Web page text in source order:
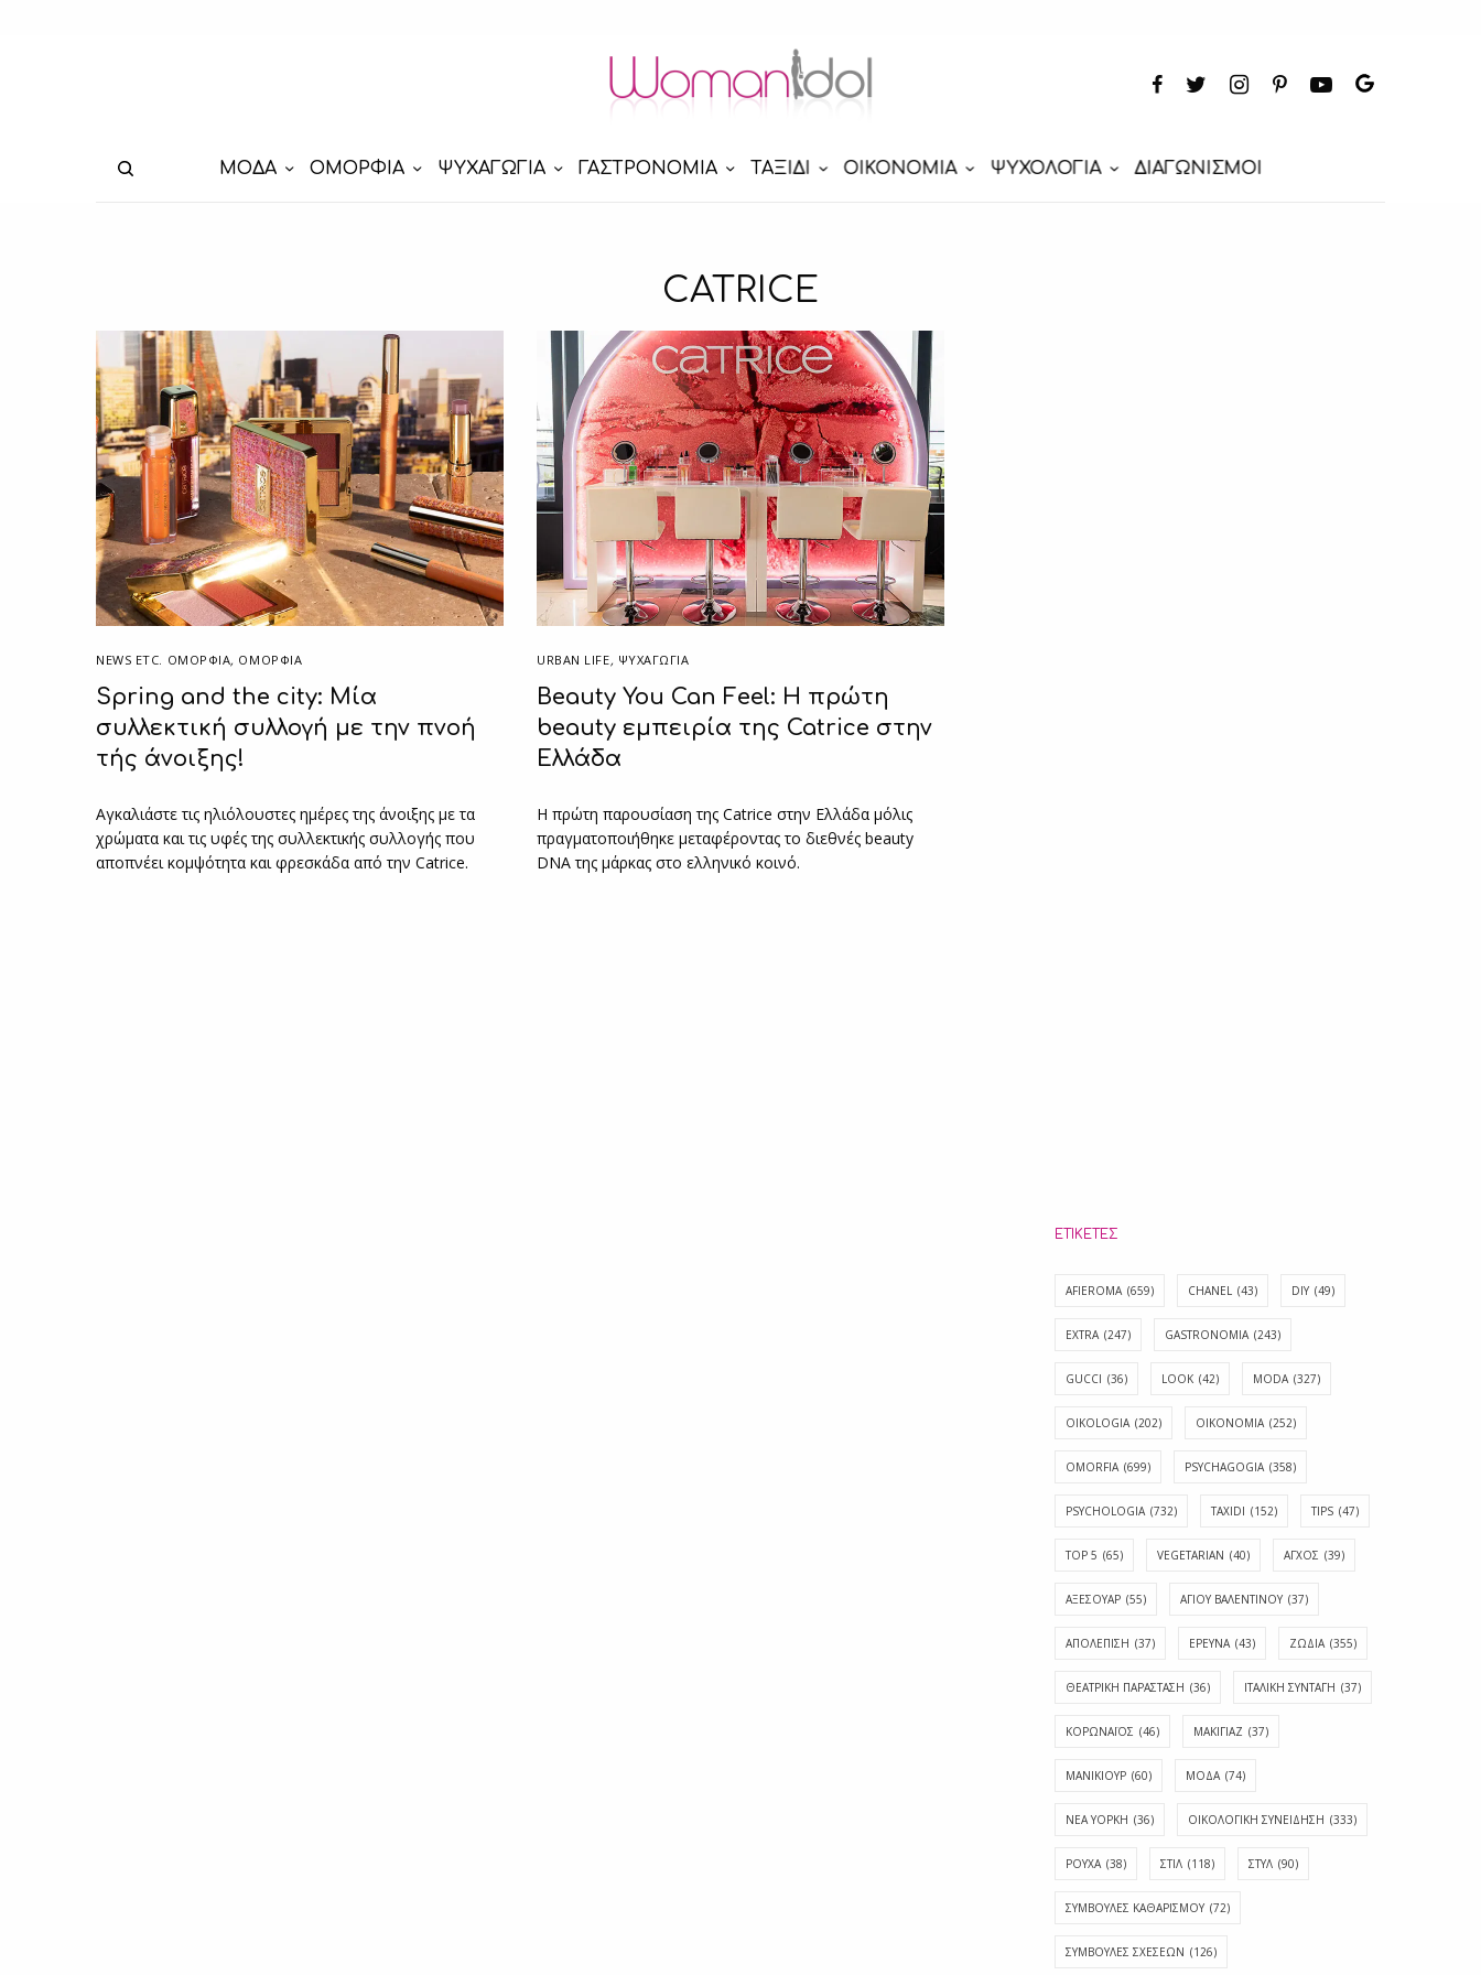
ΜΟΔΑ ΟΜΟΡΦΙΑ ΨΥΧΑΓΩΓΙΑ ΓΑΣΤΡΟΝΟΜΙΑ ΤΑΞΙΔΙ ΟΙΚΟΝΟΜΙΑ ΨΥΧΟΛΟΓΙΑ ΔΙΑΓΩΝΙΣΜΟΙ
CATRICE
NEWS ETC. ΟΜΟΡΦΙΆ, ΟΜΟΡΦΙΑ
Spring and the city: Μία
συλλεκτική συλλογή με την πνοή
τής άνοιξης!
Αγκαλιάστε τις ηλιόλουστες ημέρες της άνοιξης με τα
χρώματα και τις υφές της συλλεκτικής συλλογής που
αποπνέει κομψότητα και φρεσκάδα από την Catrice.
URBAN LIFE, ΨΥΧΑΓΩΓΙΑ
Beauty You Can Feel: Η πρώτη
beauty εμπειρία της Catrice στην
Ελλάδα
H πρώτη παρουσίαση της Catrice στην Ελλάδα μόλις
πραγματοποιήθηκε μεταφέροντας το διεθνές beauty
DNA της μάρκας στο ελληνικό κοινό.
ΕΤΙΚΈΤΕΣ
AFIEROMA (659) CHANEL (43) DIY (49)
EXTRA (247) GASTRONOMIA (243)
GUCCI (36) LOOK (42) MODA (327)
OIKOLOGIA (202) OIKONOMIA (252)
OMORFIA (699) PSYCHAGOGIA (358)
PSYCHOLOGIA (732) TAXIDI (152) TIPS (47)
TOP 5 (65) VEGETARIAN (40) ΑΓΧΟΣ (39)
ΑΞΕΣΟΥΑΡ (55) ΑΓΊΟΥ ΒΑΛΕΝΤΊΝΟΥ (37)
ΑΠΟΛΈΠΙΣΗ (37) ΕΡΕΥΝΑ (43) ΖΩΔΙΑ (355)
ΘΕΑΤΡΙΚΗ ΠΑΡΑΣΤΑΣΗ (36) ΙΤΑΛΙΚΗ ΣΥΝΤΑΓΗ (37)
ΚΟΡΩΝΑΪΟΣ (46) ΜΑΚΙΓΙΑΖ (37)
ΜΑΝΙΚΙΟΥΡ (60) ΜΟΔΑ (74)
ΝΕΑ ΥΟΡΚΗ (36) ΟΙΚΟΛΟΓΙΚΗ ΣΥΝΕΙΔΗΣΗ (333)
ΡΟΥΧΑ (38) ΣΤΙΛ (118) ΣΤΥΛ (90)
ΣΥΜΒΟΥΛΕΣ ΚΑΘΑΡΙΣΜΟΥ (72)
ΣΥΜΒΟΥΛΕΣ ΣΧΕΣΕΩΝ (126)